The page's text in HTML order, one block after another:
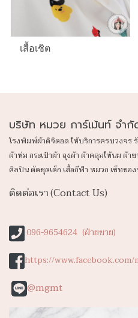
เสื้อเชิต
บริษัท หมวย การ์เม้นท์ จำกั
โรงพิมพ์ผ้าดิจิตอล ให้บริการครบวงจร
ผ้าห่ม กระเป๋าผ้า ถุงผ้า ผ้าคลุมให้นม ผ้า
ศิลปิน ตัดชุดเด็ก เสื้อกีฬา หมวก เซ็ทขอ
ติดต่อเรา (Contact Us)
096-9654624 (ฝ่ายขาย)
https://www.facebook.com/
@mgmt